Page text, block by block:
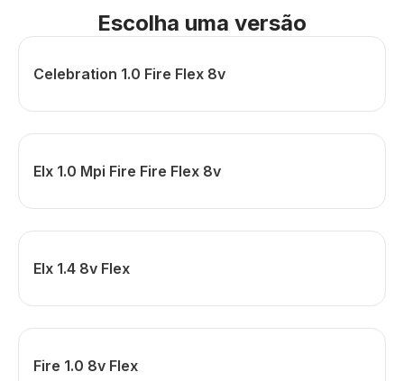
Escolha uma versão
Celebration 1.0 Fire Flex 8v
Elx 1.0 Mpi Fire Fire Flex 8v
Elx 1.4 8v Flex
Fire 1.0 8v Flex